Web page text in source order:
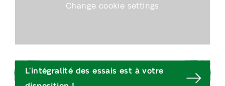
Change cookie settings
L’intégralité des essais est à votre